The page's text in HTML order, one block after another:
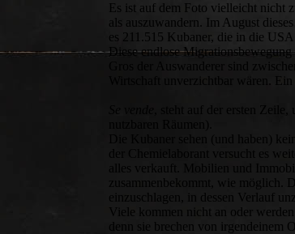
Es ist auf dem Foto vielleicht nicht
als auszuwandern. Im August
es 211.515 Kubaner, die in die
Diese endlose
Gros der Auswanderer sind
Wirtschaft unverzichtbar wären.
, steht auf der ersten
Die Kubaner sehen (und haben)
der Chemielaborant versucht es
alles verkauft. Mobilien und
zusammenbekommt, wie möglich.
einzuschlagen, in dessen Verlauf
Viele kommen nicht an oder
denn sie brechen von irgendeinem